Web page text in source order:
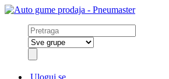
Uloguj se